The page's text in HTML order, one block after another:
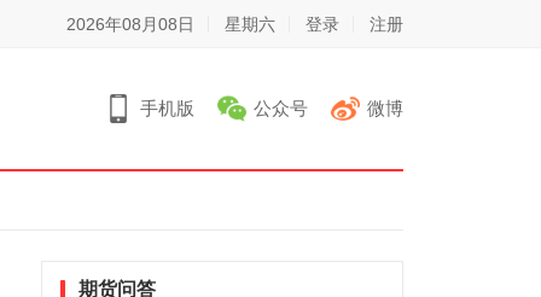
2026年08月08日 星期六 登录 注册
手机版 公众号 微博
期货问答